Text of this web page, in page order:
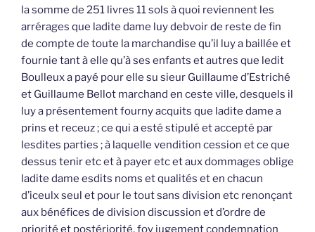
la somme de 251 livres 11 sols à quoi reviennent les
arrérages que ladite dame luy debvoir de reste de fin
de compte de toute la marchandise qu’il luy a baillée et
fournie tant à elle qu’à ses enfants et autres que ledit
Boulleux a payé pour elle su sieur Guillaume d’Estriché
et Guillaume Bellot marchand en ceste ville, desquels il
luy a présentement fourny acquits que ladite dame a
prins et receuz ; ce qui a esté stipulé et accepté par
lesdites parties ; à laquelle vendition cession et ce que
dessus tenir etc et à payer etc et aux dommages oblige
ladite dame esdits noms et qualités et en chacun
d’iceulx seul et pour le tout sans division etc renonçant
aux bénéfices de division discussion et d’ordre de
priorité et postériorité, foy jugement condemnation